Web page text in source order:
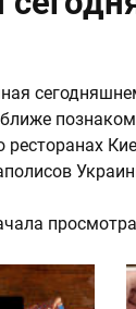
ресторанах